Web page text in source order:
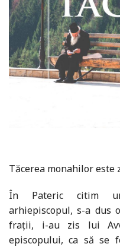
Tăcerea monahilor este
În Pateric citim
arhiepiscopul, s-a dus
frații, i-au zis lui
episcopului, ca să se